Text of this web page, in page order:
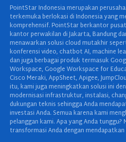
PointStar Indonesia merupakan
terkemuka berlokasi di Indonesia yang
komprehensif. PointStar berkantor
kantor perwakilan di Jakarta, Bandung
menawarkan solusi cloud mutakhir
konferensi video, chatbot AI, machine
dan juga berbagai produk termasuk
Workspace, Google Workspace for
Cisco Meraki, AppSheet, Apigee,
itu, kami juga meningkatkan solusi ini
modernisasi infrastruktur, instalasi,
dukungan teknis sehingga Anda
investasi Anda. Semua karena kami
pelanggan kami. Apa yang Anda tunggu?
transformasi Anda dengan